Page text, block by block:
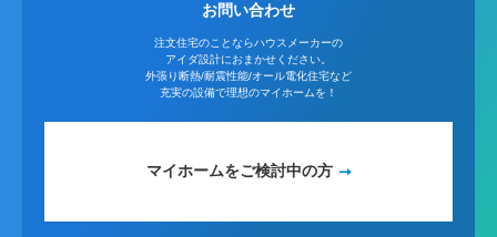
お問い合わせ
注文住宅のことならハウスメーカーの
アイダ設計におまかせください。
外張り断熱/耐震性能/オール電化住宅など
充実の設備で理想のマイホームを！
マイホームをご検討中の方